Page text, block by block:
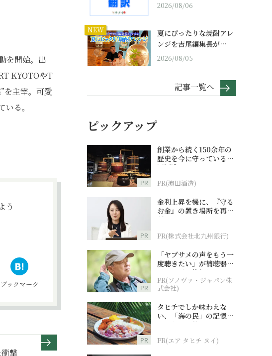
を開始。出
KYOTOやT
を主宰。可愛
る。
う
ブックマーク
撃
2026/08/06
NEW
夏にぴったりな焼酎アレ
ンジを吉尾編集長が…
2026/08/05
記事一覧へ
ピックアップ
PR
創業から続く150余年の
歴史を今に守っている濵
田酒造
PR(濵田酒造)
PR
金利上昇を機に、『守る
お金』の置き場所を再検
討
PR(株式会社北九州銀行)
PR
「ヤブサメの声をもう一
度聴きたい」が補聴器チ
ャレンジの後押しに
PR(ソノヴァ・ジャパン株
式会社)
PR
タヒチでしか味わえな
い、「海の民」の記憶へ
とつながる旅
PR(エア タヒチ ヌイ)